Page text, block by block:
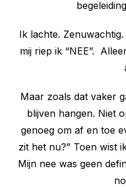
Ik lachte.
mij riep ik “NEE”.
Maar zoals dat vaker
blijven hangen. Niet
genoeg om af en toe
zit het nu?” Toen wist
Mijn nee was geen